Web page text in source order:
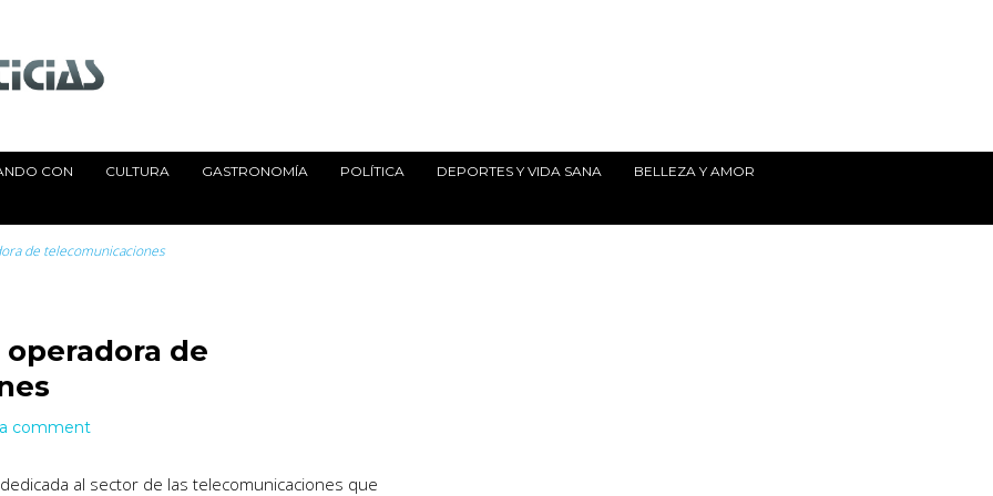
CON CULTURA GASTRONOMÍA POLÍTICA DEPORTES Y VIDA SANA BELLEZA Y AMOR
de telecomunicaciones
de
comment
al sector de las telecomunicaciones que